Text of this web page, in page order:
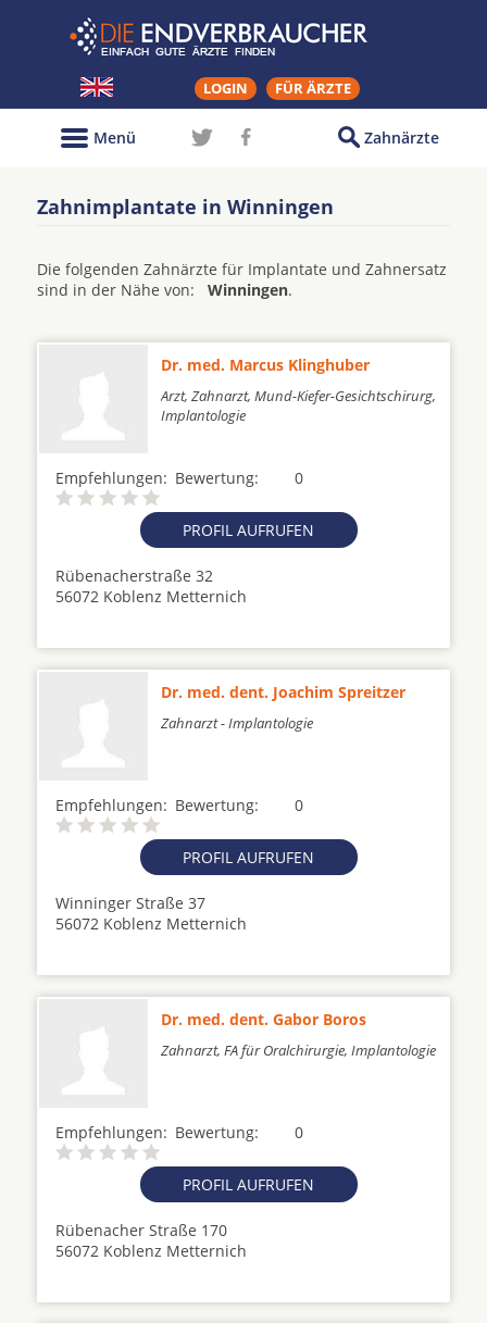
LOGIN FÜR ÄRZTE
Zahnärzte
Menü
Zahnimplantate in Winningen
Die folgenden Zahnärzte für Implantate und Zahnersatz
sind in der Nähe von: Winningen.
Dr. med. Marcus Klinghuber
Arzt, Zahnarzt, Mund-Kiefer-Gesichtschirurg,
Implantologie
Empfehlungen: 0
Bewertung:
PROFIL AUFRUFEN
Rübenacherstraße 32
56072 Koblenz Metternich
Dr. med. dent. Joachim Spreitzer
Zahnarzt - Implantologie
Empfehlungen: 0
Bewertung:
PROFIL AUFRUFEN
Winninger Straße 37
56072 Koblenz Metternich
Dr. med. dent. Gabor Boros
Zahnarzt, FA für Oralchirurgie, Implantologie
Empfehlungen: 0
Bewertung:
PROFIL AUFRUFEN
Rübenacher Straße 170
56072 Koblenz Metternich